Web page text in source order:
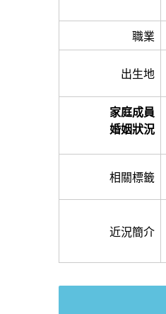
職業
出生地
家庭成員
婚姻狀況
相關標籤
近況簡介